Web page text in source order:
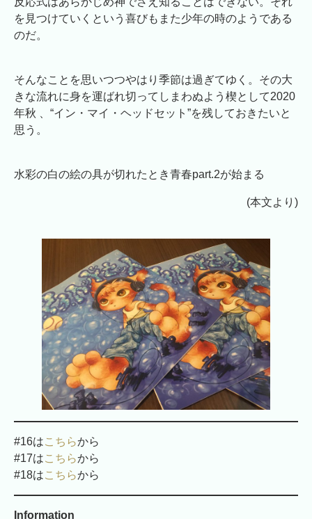
を見つけていくという喜びもまた少年の時のようである
のだ。
そんなことを思いつつやはり季節は過ぎてゆく。その大
きな流れに身を運ばれ切ってしまわぬよう楔として2020
年秋 、“イン・マイ・ヘッドセット”を残しておきたいと
思う。
水彩の白の絵の具が切れたとき青春part.2が始まる
(本文より)
#16はこちらから
#17はこちらから
#18はこちらから
Information